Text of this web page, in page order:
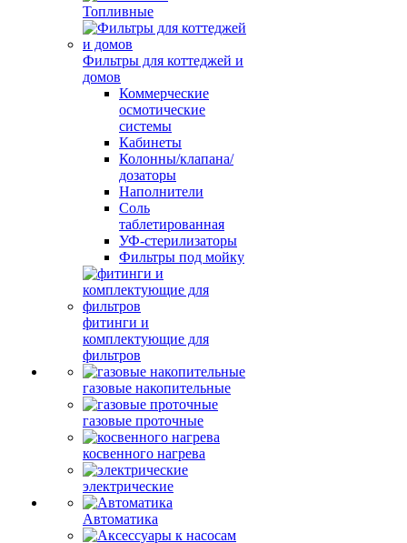
Топливные
Фильтры для коттеджей и
домов
Коммерческие
осмотические
системы
Кабинеты
Колонны/клапана/
дозаторы
Наполнители
Соль
таблетированная
УФ-стерилизаторы
Фильтры под мойку
фитинги и
комплектующие для
фильтров
газовые накопительные
газовые проточные
косвенного нагрева
электрические
Автоматика